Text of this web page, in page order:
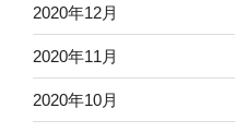
2020年12月
2020年11月
2020年10月